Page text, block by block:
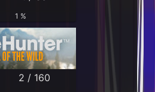
1 %
2 / 160